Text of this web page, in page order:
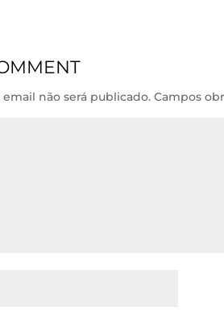
não será publicado. Campos